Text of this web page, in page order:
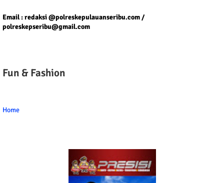
Email : redaksi @polreskepulauanseribu.com /
polreskepseribu@gmail.com
Fun & Fashion
Home